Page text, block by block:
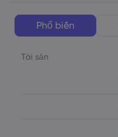
Phổ biến
Tài sản